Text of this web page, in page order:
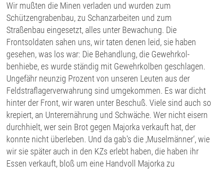
Wir mußten die Minen verladen und wurden zum
Schützengrabenbau, zu Schanzarbeiten und zum
Straßenbau eingesetzt, alles unter Bewachung. Die
Frontsoldaten sahen uns, wir taten denen leid, sie haben
gesehen, was los war: Die Behandlung, die Gewehrkol-
benhiebe, es wurde ständig mit Gewehrkolben geschlagen.
Ungefähr neunzig Prozent von unseren Leuten aus der
Feldstraflagerverwahrung sind umgekommen. Es war dicht
hinter der Front, wir waren unter Beschuß. Viele sind auch so
krepiert, an Unterernährung und Schwäche. Wer nicht eisern
durchhielt, wer sein Brot gegen Majorka verkauft hat, der
konnte nicht überleben. Und da gab's die ‚Muselmänner‘, wie
wir sie später auch in den KZs erlebt haben, die haben ihr
Essen verkauft, bloß um eine Handvoll Majorka zu